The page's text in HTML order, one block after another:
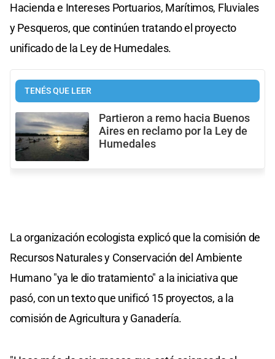
Hacienda e Intereses Portuarios, Marítimos, Fluviales
y Pesqueros, que continúen tratando el proyecto
unificado de la Ley de Humedales.
TENÉS QUE LEER
Partieron a remo hacia Buenos
Aires en reclamo por la Ley de
Humedales
La organización ecologista explicó que la comisión de
Recursos Naturales y Conservación del Ambiente
Humano "ya le dio tratamiento" a la iniciativa que
pasó, con un texto que unificó 15 proyectos, a la
comisión de Agricultura y Ganadería.